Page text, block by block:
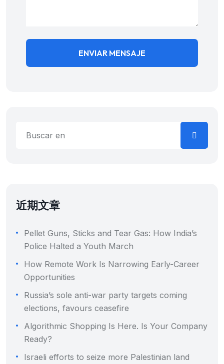
ENVIAR MENSAJE
近期文章
Pellet Guns, Sticks and Tear Gas: How India’s
Police Halted a Youth March
How Remote Work Is Narrowing Early-Career
Opportunities
Russia’s sole anti-war party targets coming
elections, favours ceasefire
Algorithmic Shopping Is Here. Is Your Company
Ready?
Israeli efforts to seize more Palestinian land